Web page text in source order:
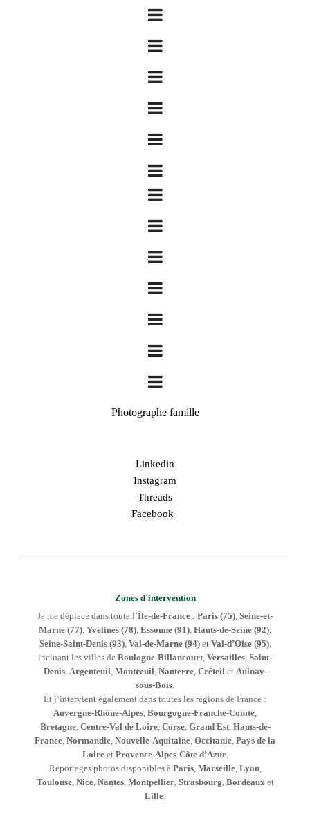
Photographe famille
Linkedin
Instagram
Threads
Facebook
Zones d’intervention
Je me déplace dans toute l’Île-de-France : Paris (75) Seine-et-
Marne (77) Yvelines (78) Essonne (91) Hauts-de-Seine (92)
Seine-Saint-Denis (93), Val-de-Marne (94)et Val-d’Oise (95),
incluant les villes de Boulogne-Billancourt Versailles Saint-
Denis, Argenteuil Montreuil Nanterre, Créteil et Aulnay-
sous-Bois
Et j’intervient également dans toutes les régions de France :
Auvergne-Rhône-Alpes Bourgogne-Franche-Comté
Bretagne, Centre-Val de Loire, Corse, Grand Est, Hauts-de-
France Normandie Nouvelle-Aquitaine Occitanie Pays de la
Loireet Provence-Alpes-Côte d’Azur.
Reportages photos disponibles à Paris, Marseille, Lyon,
Toulouse, Nice, Nantes, Montpellier, Strasbourg Bordeaux et
Lille